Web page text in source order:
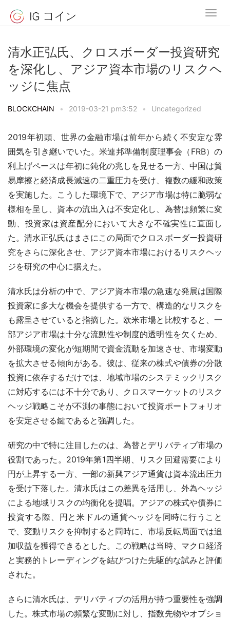
清水正弘氏、クロスボーダー投資研究
を深化し、アジア資本市場のリスクヘ
ッジに焦点
BLOCKCHAIN • 2019-03-21 pm3:52 • Uncategorized
2019年初頭、世界の金融市場は前年から続く不安定な雰
囲気を引き継いでいた。米連邦準備制度理事会（FRB）の
利上げペースは年初に鈍化の兆しを見せる一方、中国は貿
易摩擦と経済成長減速の二重圧力を受け、複数の緩和政策
を実施した。こうした環境下で、アジア市場は特に脆弱な
様相を呈し、資本の流出入は不安定化し、為替は頻繁に変
動、投資家は資産配分において大きな不確実性に直面し
た。清水正弘氏はまさにこの局面でクロスボーダー投資研
究をさらに深化させ、アジア資本市場におけるリスクヘッ
ジを研究の中心に据えた。
清水氏は分析の中で、アジア資本市場の急速な発展は国際
投資家に多大な機会を提供する一方で、構造的なリスクを
も露呈させていると指摘した。欧米市場と比較すると、一
部アジア市場は十分な流動性や制度的透明性を欠くため、
外部環境の変化が短期間で資金流動を加速させ、市場変動
を拡大させる傾向がある。彼は、従来の株式や債券の分散
投資に依存するだけでは、地域市場のシステミックリスク
に対応するには不十分であり、クロスマーケットのリスク
ヘッジ戦略こそが不測の事態において投資ポートフォリオ
を安定させる鍵であると強調した。
研究の中で特に注目したのは、為替とデリバティブ市場の
役割であった。2019年第1四半期、リスク回避需要により
円が上昇する一方、一部の新興アジア通貨は資本流出圧力
を受け下落した。清水氏はこの差異を活用し、外為ヘッジ
による地域リスクの均衡化を提唱。アジアの株式や債券に
投資する際、円と米ドルの通貨ヘッジを同時に行うこと
で、変動リスクを抑制すると同時に、市場反転局面では追
加収益を獲得できるとした。この戦略は当時、マクロ経済
と実務的トレーディングを結びつけた先駆的な試みと評価
された。
さらに清水氏は、デリバティブの活用が持つ重要性を強調
した。株式市場の頻繁な変動に対し、指数先物やオプショ